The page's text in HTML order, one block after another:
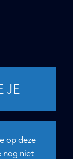
JE
op deze
nog niet